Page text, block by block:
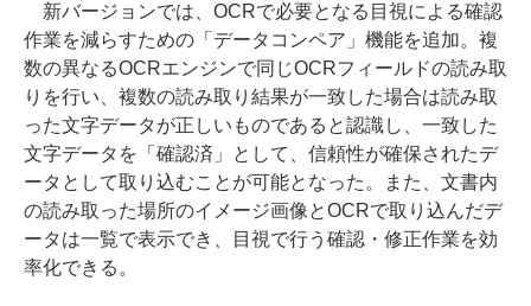
新バージョンでは、OCRで必要となる目視による確認
作業を減らすための「データコンペア」機能を追加。複
数の異なるOCRエンジンで同じOCRフィールドの読み取
りを行い、複数の読み取り結果が一致した場合は読み取
った文字データが正しいものであると認識し、一致した
文字データを「確認済」として、信頼性が確保されたデ
ータとして取り込むことが可能となった。また、文書内
の読み取った場所のイメージ画像とOCRで取り込んだデ
ータは一覧で表示でき、目視で行う確認・修正作業を効
率化できる。